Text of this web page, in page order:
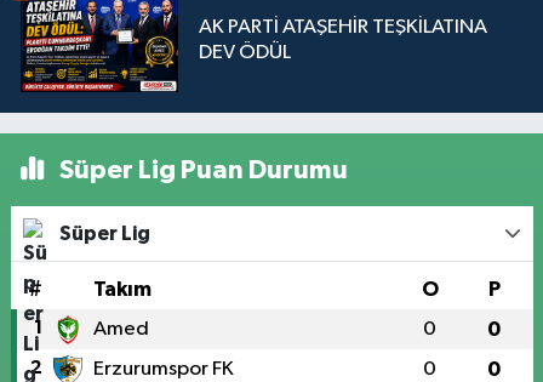
AK PARTİ ATAŞEHİR TEŞKİLATINA
DEV ÖDÜL
Süper Lig Puan Durumu
Süper Lig
# Takım O P
1 Amed 0 0
2 Erzurumspor FK 0 0